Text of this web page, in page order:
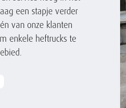
een stapje verder
van onze klanten
enkele heftrucks te